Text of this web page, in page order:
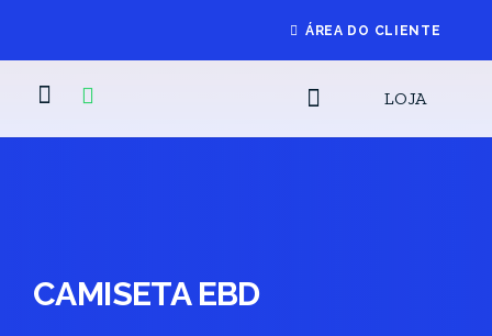
ÁREA DO CLIENTE
LOJA
CAMISETA EBD